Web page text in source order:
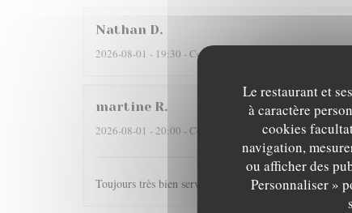
Le restaurant et
à caractère
cookies
navigation,
ou afficher des
Personnaliser »
Nathan D
2026-08-01 - 19:30 - Couverts 2
martine R
2026-08-01 - 20:00 - Couverts 2
Toujours très bien servi et un régal pour les papilles il